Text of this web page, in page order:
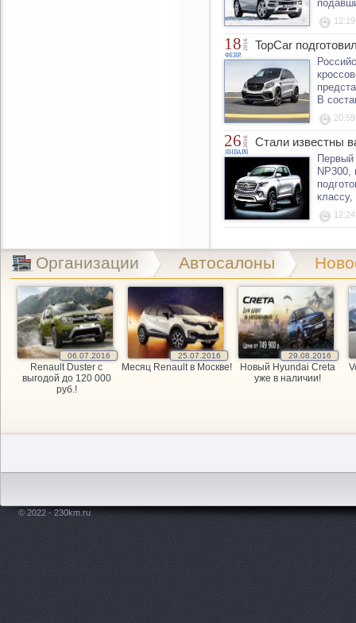
12:19
18
ФЕВР.
2016 TopCar
В
20:59
26
ЯНВАРЯ
2016 Стали известны
Первый
NP300,
12:24
Организации Автосалоны
06.07.2016
Renault Duster с
выгодой до 120 000
руб.!
25.07.2016
Месяц Renault в Москве!
29.08.2016
Новый Hyundai Creta
уже в наличии!
© 2022 - 230km.ru